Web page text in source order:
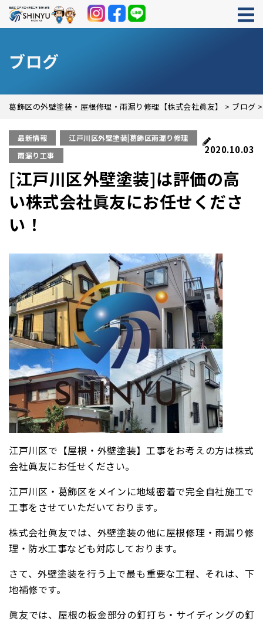
ブログ
葛飾区の外壁塗装・屋根修理・雨漏り修理【株式会社眞友】 > ブログ
最新情報
江戸川区外壁塗装|葛飾区雨漏り修理
雨漏り工事
2020.10.03
[江戸川区外壁塗装]は評価の高
い株式会社眞友にお任せくださ
い！
江戸川区で【屋根・外壁塗装】工事をお考えの方は株式
会社眞友にお任せください。
江戸川区・葛飾区をメインに地域密着で完全自社施工で
工事をさせていただいております。
株式会社眞友では、外壁塗装の他に屋根修理・雨漏り修
理・防水工事なども対応しております。
さて、外壁塗装を行う上で最も重要な工程、それは、下
地補修です。
眞友では、屋根の板金部分の釘打ち・サイディングの釘